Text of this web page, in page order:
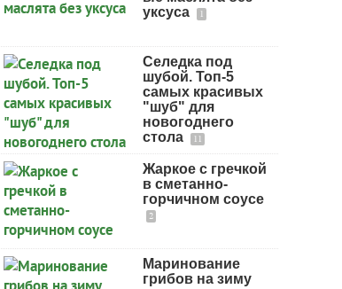
уксуса
1
Селедка под
шубой. Топ-5
самых красивых
"шуб" для
новогоднего
стола
11
Жаркое с гречкой
в сметанно-
горчичном соусе
2
Маринование
грибов на зиму